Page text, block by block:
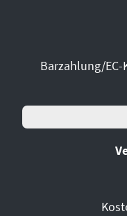
Barzahlung/